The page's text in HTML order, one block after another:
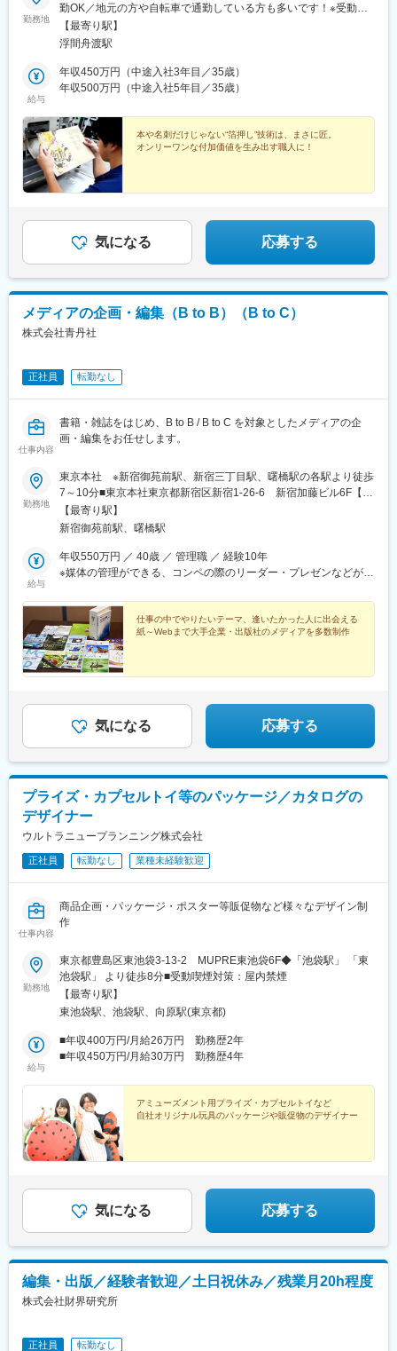
勤務地
勤OK／地元の方や自転車で通勤している方も多いです！※受動喫
煙対策：外に喫煙所あり
【最寄り駅】
浮間舟渡駅
給与
年収450万円（中途入社3年目／35歳）
年収500万円（中途入社5年目／35歳）
本や名刺だけじゃない“箔押し”技術は、まさに匠。
オンリーワンな付加価値を生み出す職人に！
気になる 応募する
メディアの企画・編集（B to B）（B to C）
株式会社青丹社
正社員 転勤なし
仕事内容
書籍・雑誌をはじめ、B to B / B to C を対象としたメディアの企
画・編集をお任せします。
勤務地
東京本社 ※新宿御苑前駅、新宿三丁目駅、曙橋駅の各駅より徒歩
7～10分■東京本社東京都新宿区新宿1-26-6 新宿加藤ビル6F【ア
クセス】東京メトロ丸ノ内線・新宿御苑前駅より徒歩7分都営地下
鉄新宿線・新宿三丁目駅より徒歩10分都営地下鉄新宿線・曙橋駅
【最寄り駅】
新宿御苑前駅、曙橋駅
給与
年収550万円 ／ 40歳 ／ 管理職 ／ 経験10年
※媒体の管理ができる、コンペの際のリーダー・プレゼンなどがで
仕事の中でやりたいテーマ、逢いたかった人に出会える
紙～Webまで大手企業・出版社のメディアを多数制作
気になる 応募する
プライズ・カプセルトイ等のパッケージ／カタログの
デザイナー
ウルトラニュープランニング株式会社
正社員 転勤なし 業種未経験歓迎
仕事内容
商品企画・パッケージ・ポスター等販促物など様々なデザイン制
作
勤務地
東京都豊島区東池袋3-13-2 MUPRE東池袋6F◆「池袋駅」 「東
池袋駅」 より徒歩8分■受動喫煙対策：屋内禁煙
【最寄り駅】
東池袋駅、池袋駅、向原駅(東京都)
給与
■年収400万円/月給26万円 勤務歴2年
■年収450万円/月給30万円 勤務歴4年
アミューズメント用プライズ・カプセルトイなど
自社オリジナル玩具のパッケージや販促物のデザイナー
気になる 応募する
編集・出版／経験者歓迎／土日祝休み／残業月20h程度
株式会社財界研究所
正社員 転勤なし